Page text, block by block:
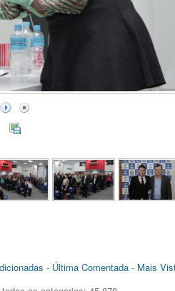
- Última Comentada- Mais